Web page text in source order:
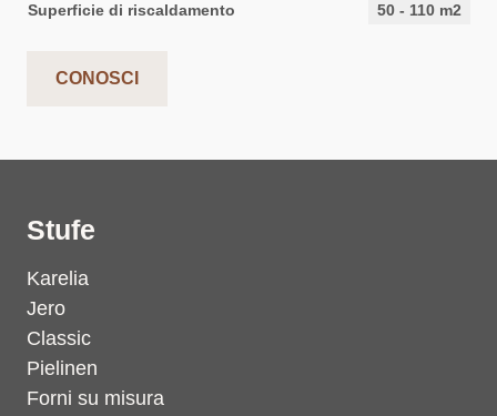
Superficie di riscaldamento
50 - 110 m2
CONOSCI
Stufe
Karelia
Jero
Classic
Pielinen
Forni su misura